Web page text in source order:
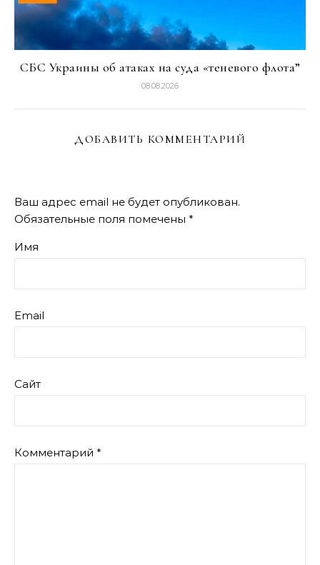
СБС Украины об атаках на суда «теневого флота”
08.08.2026
ДОБАВИТЬ КОММЕНТАРИЙ
Ваш адрес email не будет опубликован.
Обязательные поля помечены *
Имя
Email
Сайт
Комментарий *